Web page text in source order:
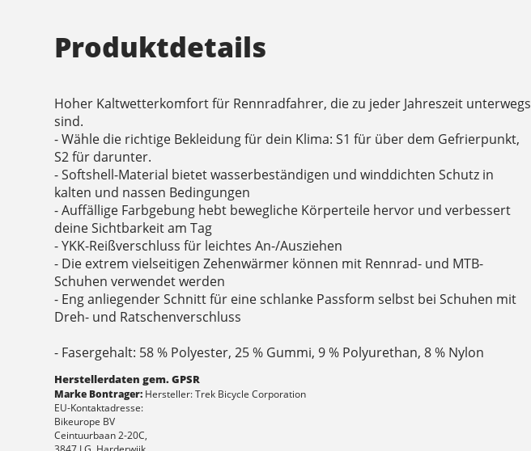
Produktdetails
Hoher Kaltwetterkomfort für Rennradfahrer, die zu jeder Jahreszeit unterwegs
sind.
- Wähle die richtige Bekleidung für dein Klima: S1 für über dem Gefrierpunkt,
S2 für darunter.
- Softshell-Material bietet wasserbeständigen und winddichten Schutz in
kalten und nassen Bedingungen
- Auffällige Farbgebung hebt bewegliche Körperteile hervor und verbessert
deine Sichtbarkeit am Tag
- YKK-Reißverschluss für leichtes An-/Ausziehen
- Die extrem vielseitigen Zehenwärmer können mit Rennrad- und MTB-
Schuhen verwendet werden
- Eng anliegender Schnitt für eine schlanke Passform selbst bei Schuhen mit
Dreh- und Ratschenverschluss
- Fasergehalt: 58 % Polyester, 25 % Gummi, 9 % Polyurethan, 8 % Nylon
Herstellerdaten gem. GPSR
Marke Bontrager: Hersteller: Trek Bicycle Corporation
EU-Kontaktadresse:
Bikeurope BV
Ceintuurbaan 2-20C,